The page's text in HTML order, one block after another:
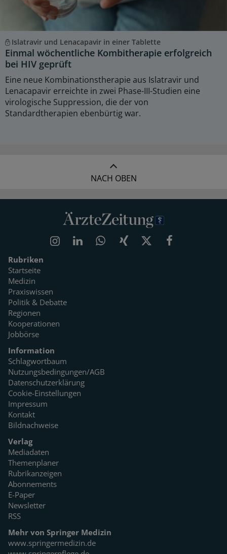
Islatravir und Lenacapavir in einer Tablette
Einmal wöchentliche Kombitherapie erfolgreich
bei HIV geprüft
Eine neue Kombinationstherapie aus Islatravir und
Lenacapavir erreichte in zwei Phase-III-Studien eine
virologische Suppression, die der von
Standardtherapien ebenbürtig war.
NACH OBEN
Rubriken
Startseite
Medizin
Praxiswissen
Politik & Debatte
Regionen
Kooperationen
Jobbörse
Information
Schlagwortbaum
Nutzungsbedingungen/AGB
Datenschutzerklärung
Cookie-Einstellungen
Impressum
Kontakt
Bildnachweise
Verlag
Mediadaten
Themenplaner
Rubrikanzeigen
Abonnements
E-Paper
Newsletter
RSS
Mehr von Springer Medizin
www.springermedizin.de